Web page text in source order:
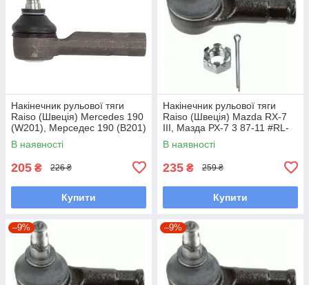
Накінечник рульової тяги
Raiso (Швеція) Mercedes 190
(W201), Мерседес 190 (В201)
82-93 #RL-338110M
UAGKZRA7
В наявності
205 ₴ 226 ₴
Купити
Накінечник рульової тяги
Raiso (Швеція) Mazda RX-7
III, Мазда РХ-7 3 87-11 #RL-
232280M UAWSCEN7
В наявності
235 ₴ 259 ₴
Купити
–9% –9%